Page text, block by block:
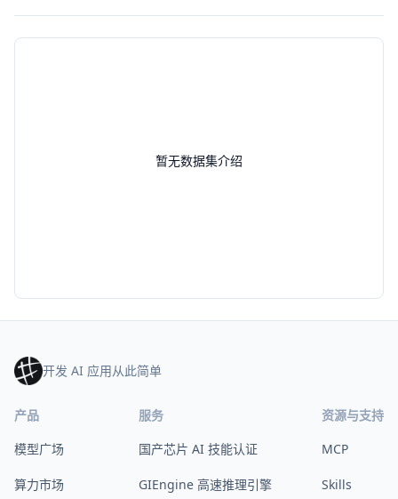
暂无数据集介绍
开发 AI 应用从此简单
产品
模型广场
算力市场
服务
国产芯片 AI 技能认证
GIEngine 高速推理引擎
资源与支持
MCP
Skills